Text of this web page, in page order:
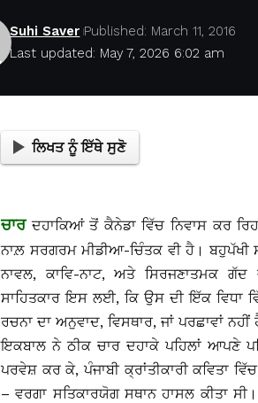
Last updated: May 7, 2026 6:02 am
Suhi Saver Published: March 11, 2016
ਲਿਖਤ ਨੂੰ ਇੱਥੇ ਸੁਣੋ
ਚਾਰਦਹਾਕਿਆਂ ਤੋਂ ਕੈਨੇਡਾ ਵਿੱਚ ਨਿਵਾਸ ਕਰ
ਨਾਲ਼ ਸਰਗਰਮ ਮੀਡੀਆ-ਚਿੰਤਕ ਵੀ ਹੈ। ਬਹੁਪੱਖੀ
ਨਾਵਲ, ਕਾਵਿ-ਨਾਟ, ਅਤੇ ਸਿਰਜਣਾਤਮਕ ਗੱਦ
ਸਾਹਿਤਕਾਰ ਇਸ ਲਈ, ਕਿ ਉਸ ਦੀ ਇੱਕ ਵਿਧਾ
ਰਚਨਾ ਦਾ ਅਨੁਵਾਦ, ਵਿਸਥਾਰ, ਜਾਂ ਪਰਛਾਵਾਂ ਨਹੀਂ
ਇਕਬਾਲ ਨੇ ਠੀਕ ਚਾਰ ਦਹਾਕੇ ਪਹਿਲਾਂ ਆਪਣੇ
ਪਰਵੇਸ਼ ਕਰ ਕੇ, ਪੰਜਾਬੀ ਕ੍ਰਾਂਤੀਕਾਰੀ ਕਵਿਤਾ
– ਵਰਗਾ ਸਤਿਕਾਰਯੋਗ ਸਥਾਨ ਹਾਸਲ ਕੀਤਾ